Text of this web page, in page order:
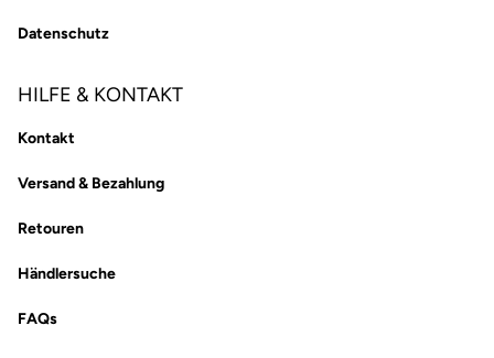
Datenschutz
HILFE & KONTAKT
Kontakt
Versand & Bezahlung
Retouren
Händlersuche
FAQs